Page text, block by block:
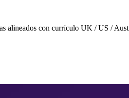
alineados con currículo UK / US /